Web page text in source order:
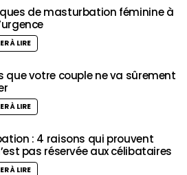
de masturbation féminine à
À LIRE
que votre couple ne va sûrement
À LIRE
: 4 raisons qui prouvent
pas réservée aux célibataires
À LIRE